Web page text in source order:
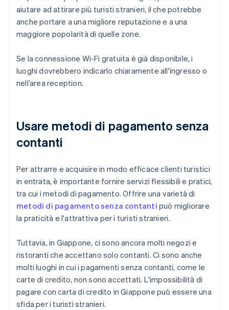
aiutare ad attirare più turisti stranieri, il che potrebbe
anche portare a una migliore reputazione e a una
maggiore popolarità di quelle zone.
Se la connessione Wi-Fi gratuita è già disponibile, i
luoghi dovrebbero indicarlo chiaramente all'ingresso o
nell’area reception.
Usare metodi di pagamento senza
contanti
Per attrarre e acquisire in modo efficace clienti turistici
in entrata, è importante fornire servizi flessibili e pratici,
tra cui i metodi di pagamento. Offrire una varietà di
metodi di pagamento senza contanti può migliorare
la praticità e l'attrattiva per i turisti stranieri.
Tuttavia, in Giappone, ci sono ancora molti negozi e
ristoranti che accettano solo contanti. Ci sono anche
molti luoghi in cui i pagamenti senza contanti, come le
carte di credito, non sono accettati. L'impossibilità di
pagare con carta di credito in Giappone può essere una
sfida per i turisti stranieri.